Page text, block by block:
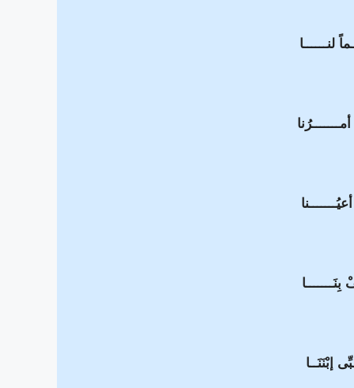
لنــــــا
إبْنَنَــا